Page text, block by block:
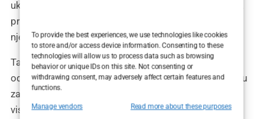
To provide the best experiences, we use technologies like cookies
to store and/or access device information. Consenting to these
technologies will allow us to process data such as browsing
behavior or unique IDs on this site. Not consenting or
withdrawing consent, may adversely affect certain features and
functions.
Manage vendors Read more about these purposes
uključivati izbjegavanje određenih lijekova i dodataka
prije zahvata, kao i pridržavanje posebnih uputa za
njegu mjesta ubrizgavanja nakon zahvata.
Također je važno napomenuti da pacijenti trebaju
odabrati renomiranu i ovlaštenu medicinsku ustanovu
za postupak. U Hrvatskoj postoji mnogo
visokokvalificiranih plastičnih kirurga koji imaju